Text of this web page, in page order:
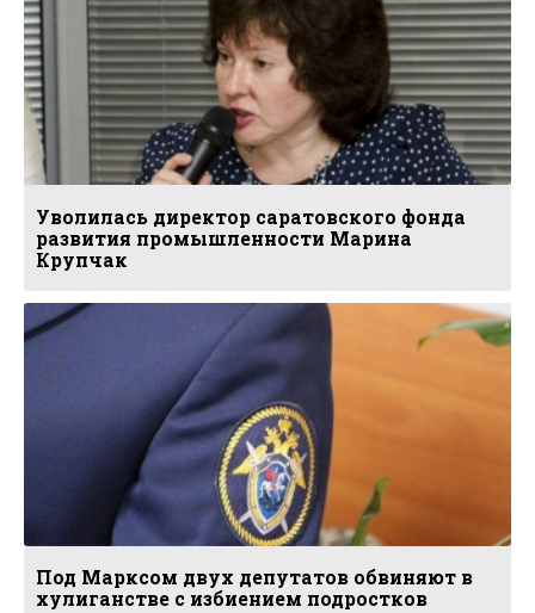
Уволилась директор саратовского фонда
развития промышленности Марина
Крупчак
Под Марксом двух депутатов обвиняют в
хулиганстве с избиением подростков